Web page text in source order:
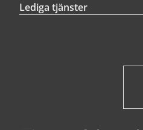
Lediga tjänster